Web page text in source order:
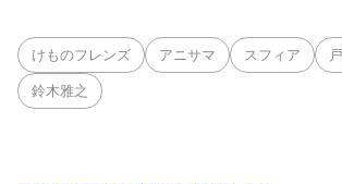
けものフレンズ アニサマ スフィア
鈴木雅之